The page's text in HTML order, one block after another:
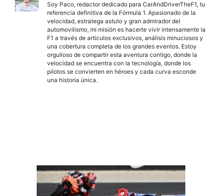
Soy Paco, redactor dedicado para CarAndDriverTheF1, tu
referencia definitiva de la Fórmula 1. Apasionado de la
velocidad, estratega astuto y gran admirador del
automovilismo, mi misión es hacerte vivir intensamente la
F1 a través de artículos exclusivos, análisis minuciosos y
una cobertura completa de los grandes eventos. Estoy
orgulloso de compartir esta aventura contigo, donde la
velocidad se encuentra con la tecnología, donde los
pilotos se convierten en héroes y cada curva esconde
una historia única.